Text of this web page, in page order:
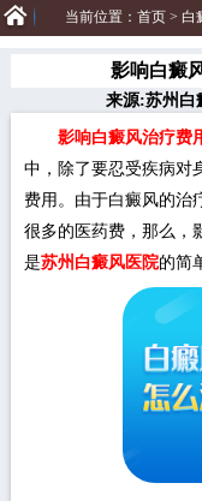
当前位置： 首页> 白
影响白癜
来源:苏州白
影响白癜风治疗费
中，除了要忍受疾病对
费用。由于白癜风的治
很多的医药费，那么，
是苏州白癜风医院的简